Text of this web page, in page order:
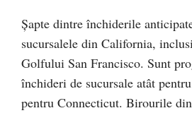
Șapte dintre închiderile
sucursalele din California,
Golfului San Francisco. Sunt
închideri de sucursale atât
pentru Connecticut. Birourile